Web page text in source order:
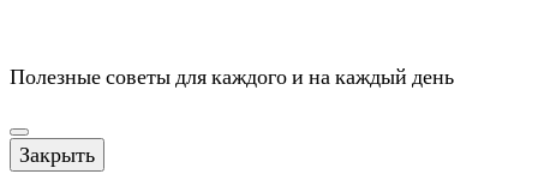
Полезные советы для каждого и на каждый день
Закрыть